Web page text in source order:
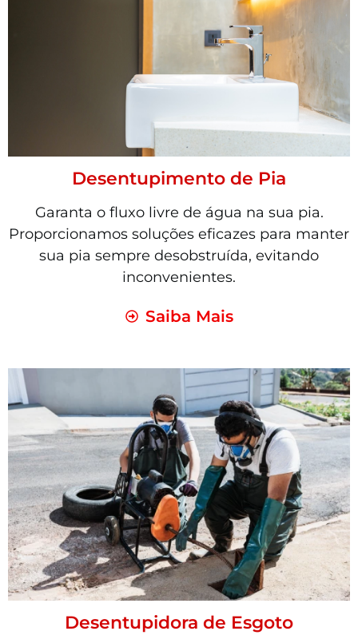
Desentupimento de Pia
Garanta o fluxo livre de água na sua pia.
Proporcionamos soluções eficazes para manter
sua pia sempre desobstruída, evitando
inconvenientes.
Saiba Mais
Desentupidora de Esgoto